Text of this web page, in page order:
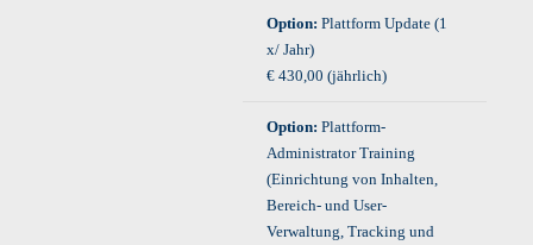
Option: Plattform Update (1
x/ Jahr)
€ 430,00 (jährlich)
Option: Plattform-
Administrator Training
(Einrichtung von Inhalten,
Bereich- und User-
Verwaltung, Tracking und